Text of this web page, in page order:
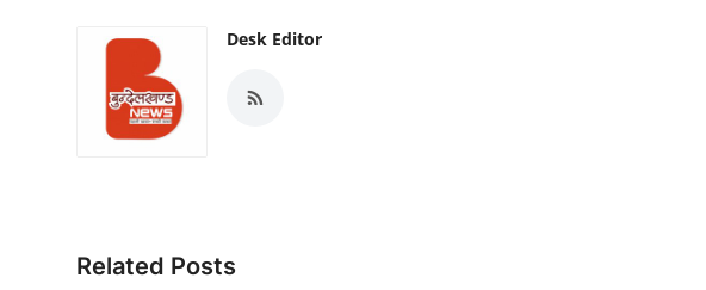
Desk Editor
Related Posts